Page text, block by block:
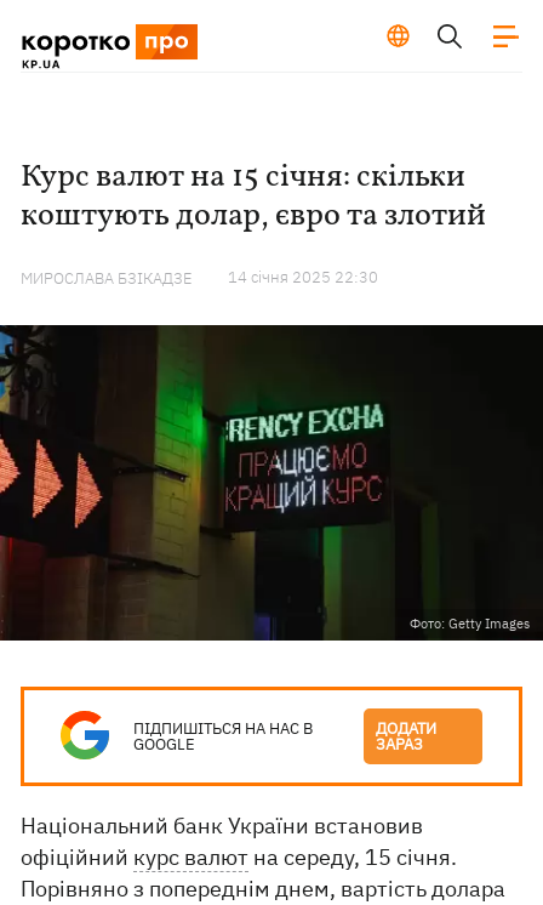
Курс валют на 15 січня: скільки
коштують долар, євро та злотий
МИРОСЛАВА БЗІКАДЗЕ 14 сiчня 2025 22:30
Фото: Getty Images
ПІДПИШІТЬСЯ НА НАС В
GOOGLE
ДОДАТИ
ЗАРАЗ
Національний банк України встановив
офіційний курс валют на середу, 15 січня.
Порівняно з попереднім днем, вартість долара